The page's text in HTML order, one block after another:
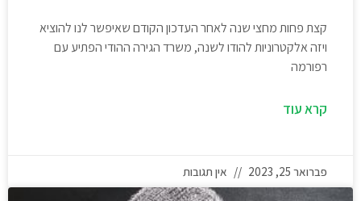
קצת פחות מחצי שנה לאחר העדכון הקודם שאיפשר לנו להוציא
ויזה אלקטרוניות להודו לשנה, משרד הגירה ההודי הפתיע עם
רפורמה
קרא עוד
פברואר 25, 2023 אין תגובות